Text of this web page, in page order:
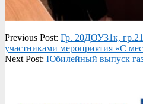
2023-
04-
05
Previous Post: Гр. 20ДОУ31к,
участниками мероприятия «С
Next Post: Юбилейный выпуск